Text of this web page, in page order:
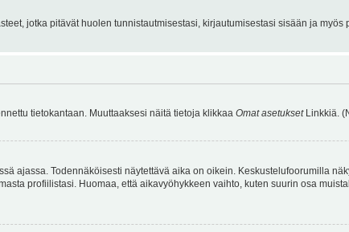
jotka pitävät huolen tunnistautmisestasi, kirjautumisestasi sisään ja
tietokantaan. Muuttaaksesi näitä tietoja klikkaa Omat asetuksetLinkkiä.
ajassa. Todennäköisesti näytettävä aika on oikein. Keskustelufoorumilla
profiilistasi. Huomaa, että aikavyöhykkeen vaihto, kuten suurin osa